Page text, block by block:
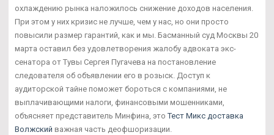
охлаждению рынка наложилось снижение доходов населения.
При этом у них кризис не лучше, чем у нас, но они просто
повысили размер гарантий, как и мы. Басманный суд Москвы 20
марта оставил без удовлетворения жалобу адвоката экс-
сенатора от Тувы Сергея Пугачева на постановление
следователя об объявлении его в розыск. Доступ к
аудиторской тайне поможет бороться с компаниями, не
выплачивающими налоги, финансовыми мошенниками,
объясняет представитель Минфина, этоТест Микс доставка
Волжский важная часть деофшоризации.